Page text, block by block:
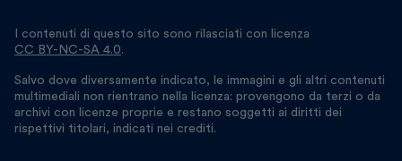
I contenuti di questo sito sono rilasciati con licenza
CC BY-NC-SA 4.0.
Salvo dove diversamente indicato, le immagini e gli altri contenuti
multimediali non rientrano nella licenza: provengono da terzi o da
archivi con licenze proprie e restano soggetti ai diritti dei
rispettivi titolari, indicati nei crediti.